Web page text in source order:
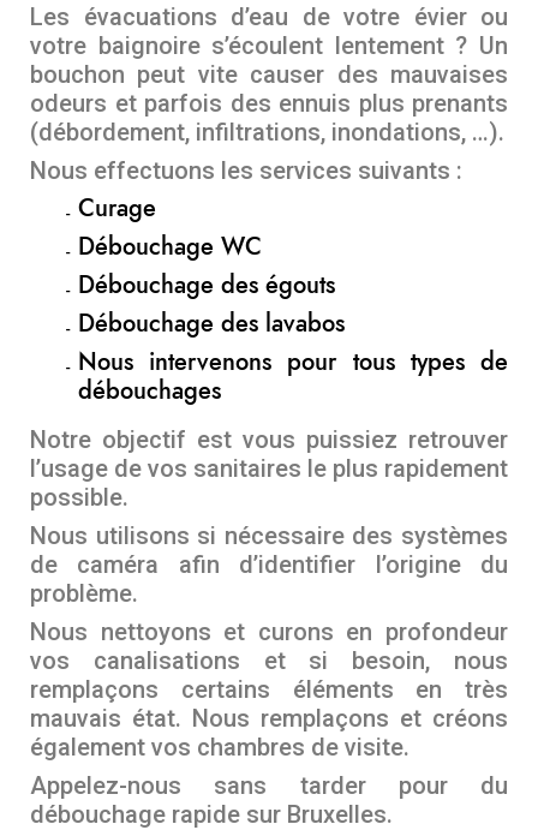
Les évacuations d’eau de votre évier ou
votre baignoire s’écoulent lentement ? Un
bouchon peut vite causer des mauvaises
odeurs et parfois des ennuis plus prenants
(débordement, infiltrations, inondations, …).
Nous effectuons les services suivants :
Curage
Débouchage WC
Débouchage des égouts
Débouchage des lavabos
Nous intervenons pour tous types de
débouchages
Notre objectif est vous puissiez retrouver
l’usage de vos sanitaires le plus rapidement
possible.
Nous utilisons si nécessaire des systèmes
de caméra afin d’identifier l’origine du
problème.
Nous nettoyons et curons en profondeur
vos canalisations et si besoin, nous
remplaçons certains éléments en très
mauvais état. Nous remplaçons et créons
également vos chambres de visite.
Appelez-nous sans tarder pour du
débouchage rapide sur Bruxelles.